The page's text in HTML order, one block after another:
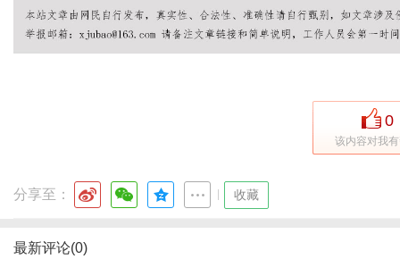
0
该内容对我
分享至： 收藏
最新评论(0)